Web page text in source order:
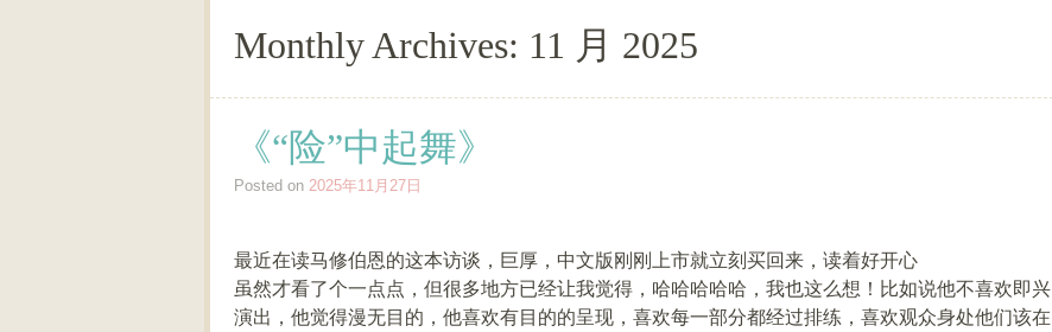
Monthly Archives: 11 月 2025
《“险”中起舞》
Posted on 2025年11月27日
最近在读马修伯恩的这本访谈，巨厚，中文版刚刚上市就立刻买回来，读着好开心
虽然才看了个一点点，但很多地方已经让我觉得，哈哈哈哈哈，我也这么想！比如说他不喜欢即兴
演出，他觉得漫无目的，他喜欢有目的的呈现，喜欢每一部分都经过排练，喜欢观众身处他们该在